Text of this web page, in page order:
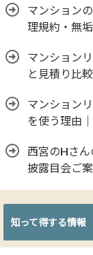
マンション
理規約・無
マンション
と見積り比
マンション
を使う理由
西宮のHさ
披露目会ご
知って得する情報